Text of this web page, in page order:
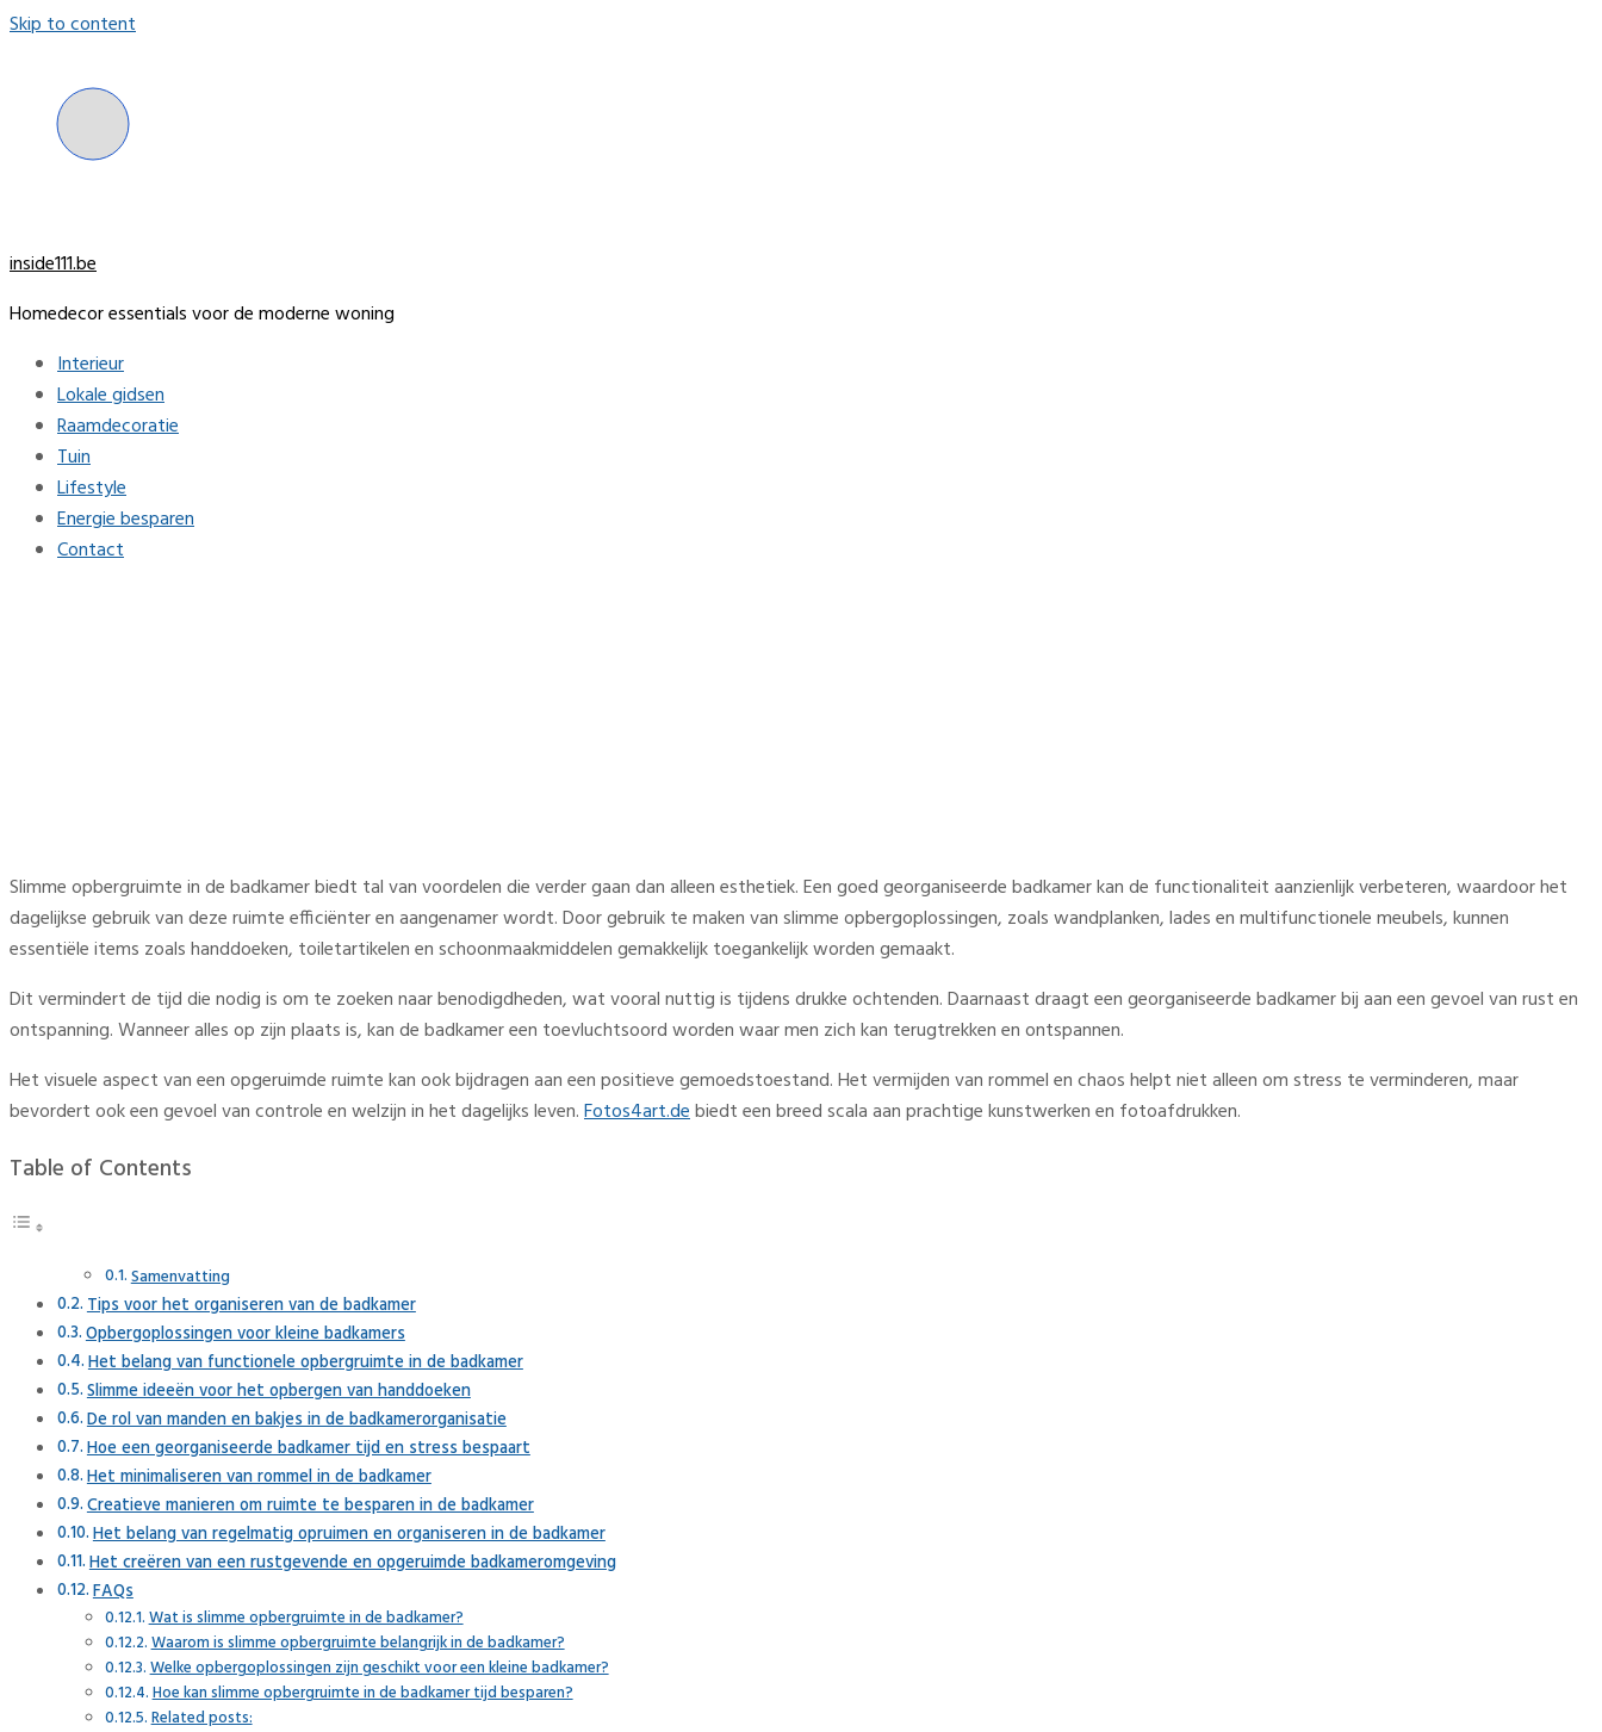
Skip to content
inside111.be
Homedecor essentials voor de moderne woning
Interieur
Lokale gidsen
Raamdecoratie
Tuin
Lifestyle
Energie besparen
Contact
Slimme opbergruimte in de badkamer biedt tal van voordelen die verder gaan dan alleen esthetiek. Een goed georganiseerde badkamer kan de functionaliteit aanzienlijk verbeteren, waardoor het
dagelijkse gebruik van deze ruimte efficiënter en aangenamer wordt. Door gebruik te maken van slimme opbergoplossingen, zoals wandplanken, lades en multifunctionele meubels, kunnen
essentiële items zoals handdoeken, toiletartikelen en schoonmaakmiddelen gemakkelijk toegankelijk worden gemaakt.
Dit vermindert de tijd die nodig is om te zoeken naar benodigdheden, wat vooral nuttig is tijdens drukke ochtenden. Daarnaast draagt een georganiseerde badkamer bij aan een gevoel van rust en
ontspanning. Wanneer alles op zijn plaats is, kan de badkamer een toevluchtsoord worden waar men zich kan terugtrekken en ontspannen.
Het visuele aspect van een opgeruimde ruimte kan ook bijdragen aan een positieve gemoedstoestand. Het vermijden van rommel en chaos helpt niet alleen om stress te verminderen, maar
bevordert ook een gevoel van controle en welzijn in het dagelijks leven.Fotos4art.debiedt een breed scala aan prachtige kunstwerken en fotoafdrukken.
Table of Contents
Samenvatting
Tips voor het organiseren van de badkamer
Opbergoplossingen voor kleine badkamers
Het belang van functionele opbergruimte in de badkamer
Slimme ideeën voor het opbergen van handdoeken
De rol van manden en bakjes in de badkamerorganisatie
Hoe een georganiseerde badkamer tijd en stress bespaart
Het minimaliseren van rommel in de badkamer
Creatieve manieren om ruimte te besparen in de badkamer
Het belang van regelmatig opruimen en organiseren in de badkamer
Het creëren van een rustgevende en opgeruimde badkameromgeving
FAQs
Wat is slimme opbergruimte in de badkamer?
Waarom is slimme opbergruimte belangrijk in de badkamer?
Welke opbergoplossingen zijn geschikt voor een kleine badkamer?
Hoe kan slimme opbergruimte in de badkamer tijd besparen?
Related posts: